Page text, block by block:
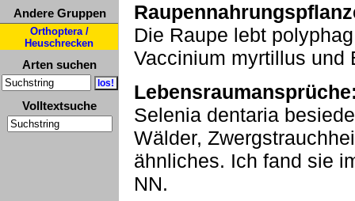
Andere Gruppen
Orthoptera /
Heuschrecken
Arten suchen
Volltextsuche
Die Raupe lebt
Vaccinium myrtillus und
Selenia dentaria
Wälder,
ähnliches. Ich fand sie
NN.